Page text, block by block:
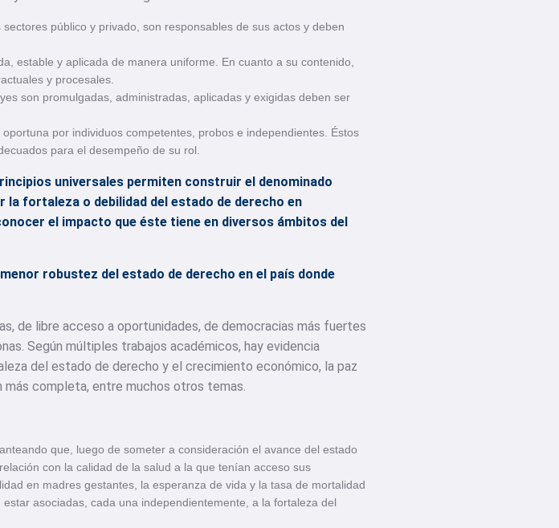
público y privado, son responsables de sus actos y deben
estable y aplicada de manera uniforme. En cuanto a su contenido,
y procesales.
son promulgadas, administradas, aplicadas y exigidas deben ser
por individuos competentes, probos e independientes. Éstos
para el desempeño de su rol.
universales permiten construir el denominado
la fortaleza o debilidad del estado de derecho en
el impacto que éste tiene en diversos ámbitos del
robustez del estado de derecho en el país donde
de libre acceso a oportunidades, de democracias más fuertes
Según múltiples trabajos académicos, hay evidencia
del estado de derecho y el crecimiento económico, la paz
más completa, entre muchos otros temas.
que, luego de someter a consideración el avance del estado
con la calidad de la salud a la que tenían acceso sus
en madres gestantes, la esperanza de vida y la tasa de mortalidad
asociadas, cada una independientemente, a la fortaleza del